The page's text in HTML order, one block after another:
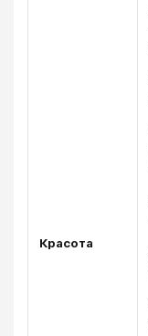
Красота